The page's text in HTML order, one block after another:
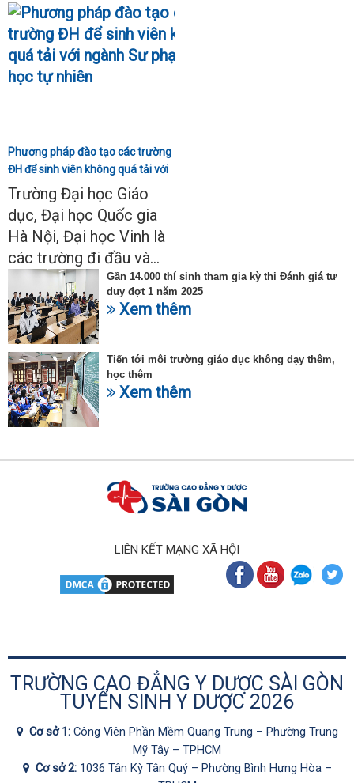
Phương pháp đào tạo các trường
ĐH để sinh viên không quá tải với
ngành Sư phạm Khoa học tự
nhiên
Trường Đại học Giáo
dục, Đại học Quốc gia
Hà Nội, Đại học Vinh là
các trường đi đầu và...
Gần 14.000 thí sinh tham gia kỳ thi Đánh giá tư
duy đợt 1 năm 2025
Xem thêm
Tiến tới môi trường giáo dục không dạy thêm,
học thêm
Xem thêm
LIÊN KẾT MẠNG XÃ HỘI
TRƯỜNG CAO ĐẲNG Y DƯỢC SÀI GÒN
TUYỂN SINH Y DƯỢC 2026
Cơ sở 1: Công Viên Phần Mềm Quang Trung – Phường Trung
Mỹ Tây – TPHCM
Cơ sở 2: 1036 Tân Kỳ Tân Quý – Phường Bình Hưng Hòa –